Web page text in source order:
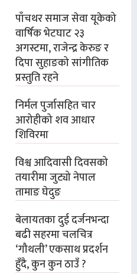
पाँचथर समाज सेवा यूकेको
वार्षिक भेटघाट २३
अगस्टमा, राजेन्द्र केरुङ र
दिपा सुहाङको सांगीतिक
प्रस्तुति रहने
निर्मल पुर्जासहित चार
आरोहीको शव आधार
शिविरमा
विश्व आदिवासी दिवसको
तयारीमा जुट्यो नेपाल
तामाङ घेदुङ
बेलायतका दुई दर्जनभन्दा
बढी सहरमा चलचित्र
‘गौथली’ एकसाथ प्रदर्शन
हुँदै, कुन कुन ठाउँ ?